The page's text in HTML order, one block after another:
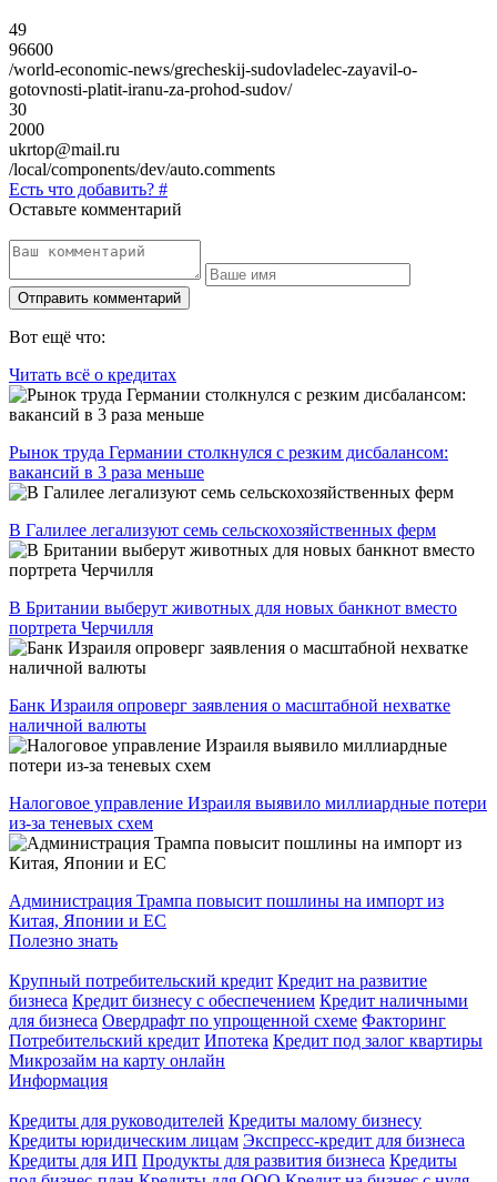
49
96600
/world-economic-news/grecheskij-sudovladelec-zayavil-o-
gotovnosti-platit-iranu-za-prohod-sudov/
30
2000
ukrtop@mail.ru
/local/components/dev/auto.comments
Есть что добавить? #
Оставьте комментарий
Вот ещё что:
Читать всё о кредитах
Рынок труда Германии столкнулся с резким дисбалансом:
вакансий в 3 раза меньше
В Галилее легализуют семь сельскохозяйственных ферм
В Британии выберут животных для новых банкнот вместо
портрета Черчилля
Банк Израиля опроверг заявления о масштабной нехватке
наличной валюты
Налоговое управление Израиля выявило миллиардные потери
из-за теневых схем
Администрация Трампа повысит пошлины на импорт из
Китая, Японии и ЕС
Полезно знать
Крупный потребительский кредит Кредит на развитие
бизнеса Кредит бизнесу с обеспечением Кредит наличными
для бизнеса Овердрафт по упрощенной схеме Факторинг
Потребительский кредит Ипотека Кредит под залог квартиры
Микрозайм на карту онлайн
Информация
Кредиты для руководителей Кредиты малому бизнесу
Кредиты юридическим лицам Экспресс-кредит для бизнеса
Кредиты для ИП Продукты для развития бизнеса Кредиты